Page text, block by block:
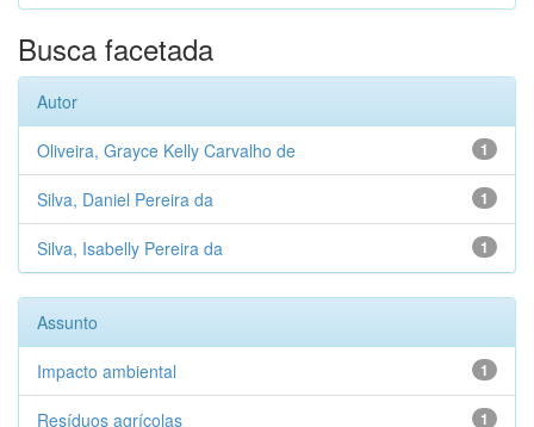
Busca facetada
Autor
1
Oliveira, Grayce Kelly Carvalho de
1
Silva, Daniel Pereira da
1
Silva, Isabelly Pereira da
Assunto
1
Impacto ambiental
1
Resíduos agrícolas